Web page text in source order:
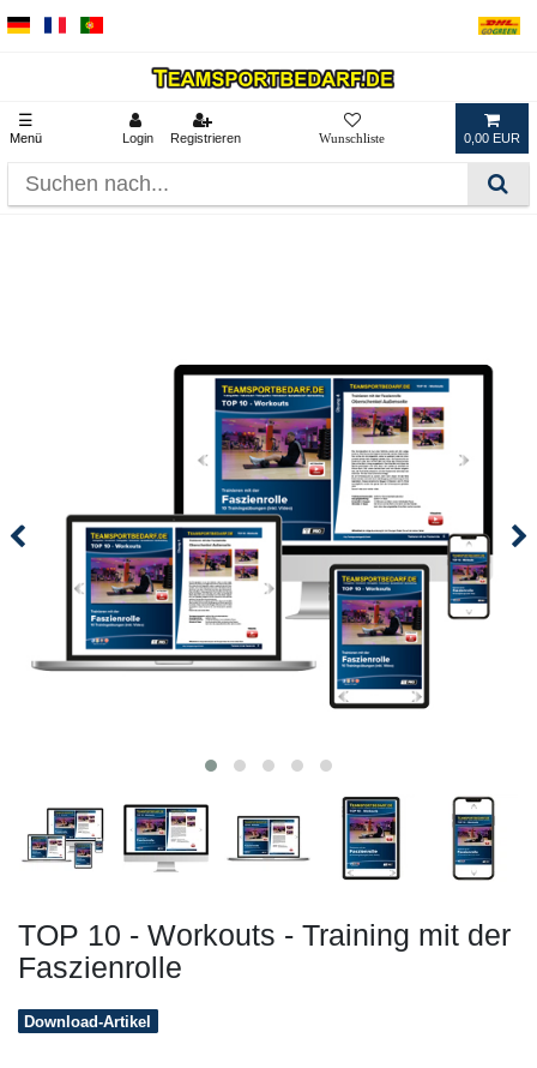
☰
Menü Login Registrieren 0,00 EUR
TOP 10 - Workouts - Training mit der
Faszienrolle
Download-Artikel